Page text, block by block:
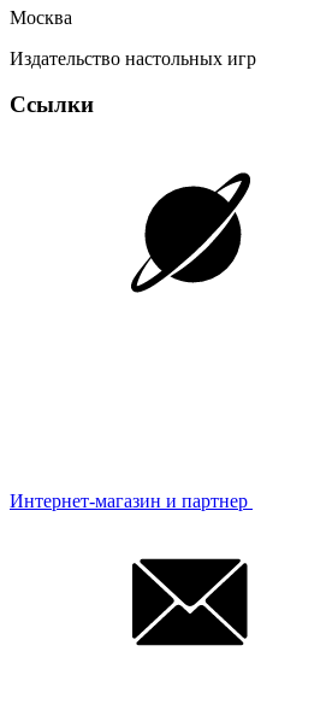
Москва
Издательство настольных игр
Ссылки
Интернет-магазин и партнер